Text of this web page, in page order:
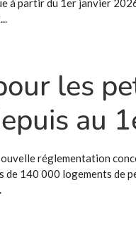
à partir du 1er janvier
les
au
réglementation
140 000 logements de